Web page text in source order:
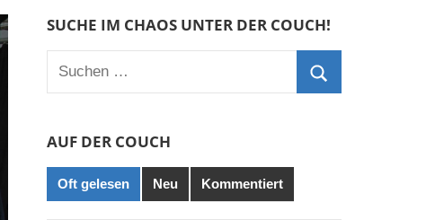
SUCHE IM CHAOS UNTER DER COUCH!
Suchen
AUF DER COUCH
Oft gelesen Neu Kommentiert